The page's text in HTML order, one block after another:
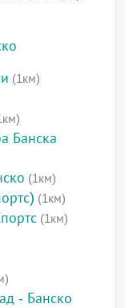
(1км)
Банска
(1км)
(1км)
(1км)
- Банско